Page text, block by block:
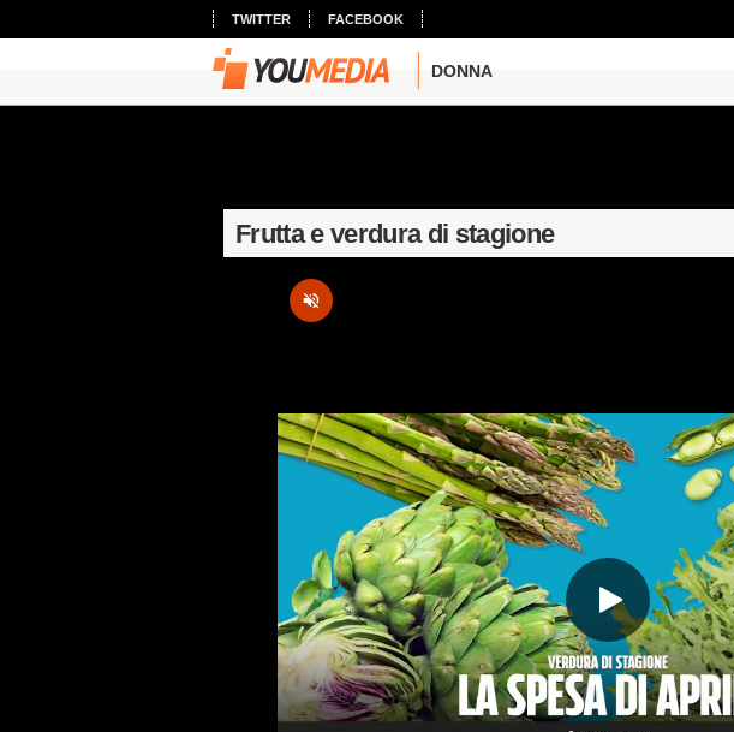
TWITTER FACEBOOK
DONNA
Frutta e verdura di stagione